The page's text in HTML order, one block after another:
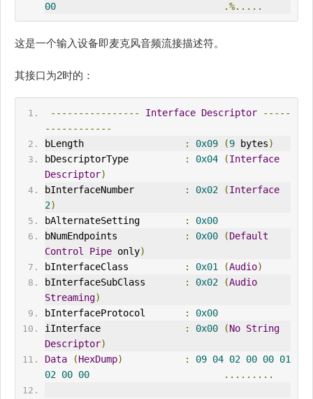
00
.%.....
这是一个输入设备即麦克风音频流接描述符。
其接口为2时的：
---------------- Interface Descriptor
-----
------------
bLength
: 0x09 (9 bytes)
bDescriptorType
: 0x04 (Interface
Descriptor)
bInterfaceNumber
: 0x02 (Interface
2)
bAlternateSetting
:
0x00
bNumEndpoints
: 0x00 (Default
Control
Pipe only)
bInterfaceClass
: 0x01 (Audio)
bInterfaceSubClass
: 0x02 (Audio
Streaming)
bInterfaceProtocol
:
0x00
iInterface
: 0x00 (No String
Descriptor)
Data
(HexDump) : 09 04 02 00 00 01
02 00 00 .........